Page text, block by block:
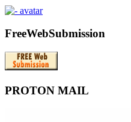
FreeWebSubmission
PROTON MAIL